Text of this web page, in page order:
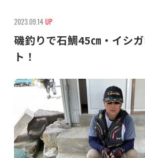
2023.09.14 UP
磯釣りで石鯛45㎝・イシ
ト！